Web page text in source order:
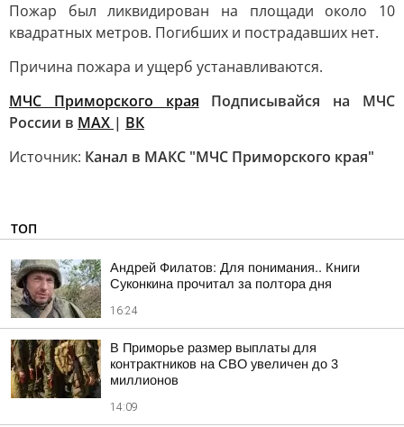
Пожар был ликвидирован на площади около 10
квадратных метров. Погибших и пострадавших нет.
Причина пожара и ущерб устанавливаются.
МЧС Приморского края Подписывайся на МЧС
России в MAX | ВК
Источник: Канал в МАКС "МЧС Приморского края"
ТОП
Андрей Филатов: Для понимания.. Книги
Суконкина прочитал за полтора дня
16:24
В Приморье размер выплаты для
контрактников на СВО увеличен до 3
миллионов
14:09